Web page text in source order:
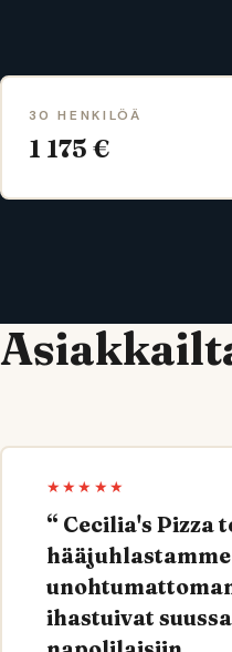
30 HENKILÖÄ
1 175 €
★★★★★
Cecilia's Pizza
hääjuhlastamme
ihastuivat